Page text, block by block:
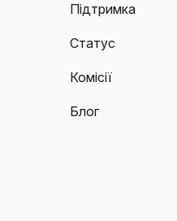
Підтримка
Статус
Комісії
Блог